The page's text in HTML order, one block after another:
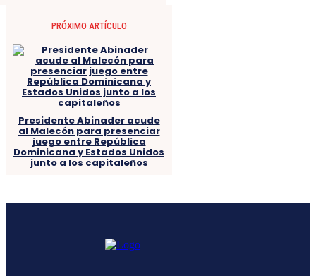
PRÓXIMO ARTÍCULO
Presidente Abinader acude
al Malecón para presenciar
juego entre República
Dominicana y Estados Unidos
junto a los capitaleños